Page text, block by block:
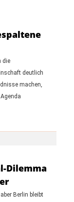
die
deutlich
machen,
Dilemma
Berlin bleibt